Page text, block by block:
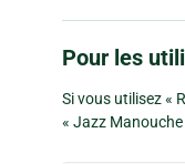
Pour les
Si vous utilisez «
« Jazz